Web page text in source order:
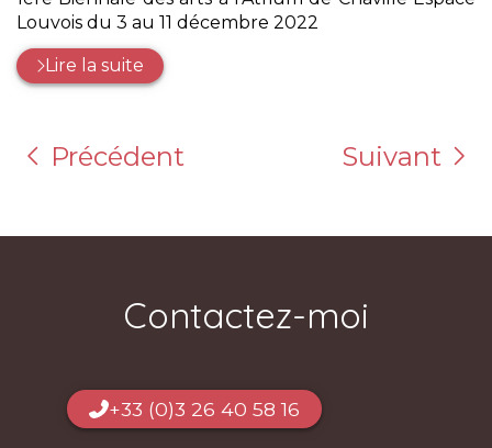
Louvois du 3 au 11 décembre 2022
Lire la suite
Précédent Suivant
Contactez-moi
+33 (0)3 26 40 58 16